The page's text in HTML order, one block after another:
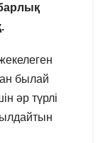
былай
әр түрлі